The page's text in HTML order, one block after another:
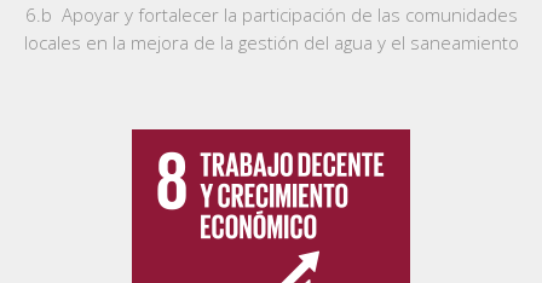
6.b Apoyar y fortalecer la participación de las comunidades
locales en la mejora de la gestión del agua y el saneamiento